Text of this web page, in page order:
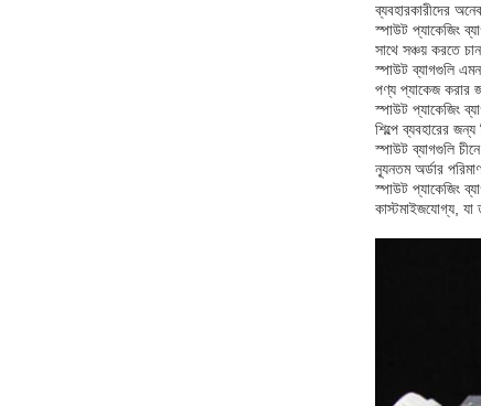
ব্যবহারকারীদের
স্পাউট প্যাকেজিং
সাথে সঞ্চয় করতে
স্পাউট ব্যাগগুলি
পণ্য প্যাকেজ করার
স্পাউট প্যাকেজিং
শিল্পে ব্যবহারের
স্পাউট ব্যাগগুলি
ন্যূনতম অর্ডার
স্পাউট প্যাকেজিং
কাস্টমাইজযোগ্য, যা